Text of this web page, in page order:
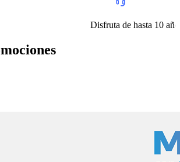
Disfruta de hasta 10 años de